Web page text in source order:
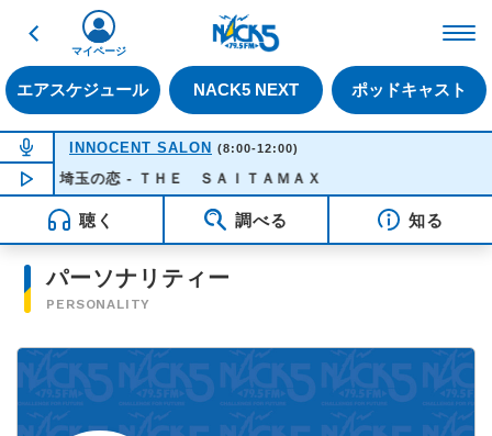
戻る
エアスケジュール NACK5 NEXT ポッドキャスト
マイページ
NOW ON AIR
INNOCENT SALON (8:00-12:00)
NOW PLAYING 10:35
れ！埼玉の恋 - ＴＨＥ ＳＡＩＴＡＭＡＸ
聴く 調べる 知る
パーソナリティー
PERSONALITY